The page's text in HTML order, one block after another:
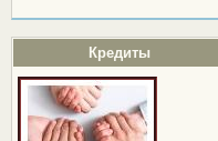
Кредиты